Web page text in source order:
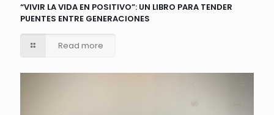
“VIVIR LA VIDA EN POSITIVO”: UN LIBRO PARA TENDER
PUENTES ENTRE GENERACIONES
Read more